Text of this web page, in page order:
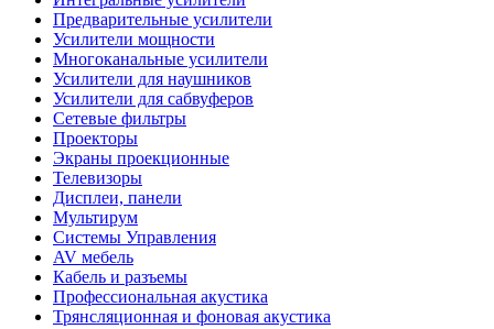
Предварительные усилители
Усилители мощности
Многоканальные усилители
Усилители для наушников
Усилители для сабвуферов
Сетевые фильтры
Проекторы
Экраны проекционные
Телевизоры
Дисплеи, панели
Мультирум
Системы Управления
AV мебель
Кабель и разъемы
Профессиональная акустика
Трянсляционная и фоновая акустика